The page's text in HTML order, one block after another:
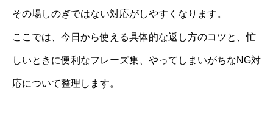
その場しのぎではない対応がしやすくなります。
ここでは、今日から使える具体的な返し方のコツと、忙
しいときに便利なフレーズ集、やってしまいがちなNG対
応について整理します。